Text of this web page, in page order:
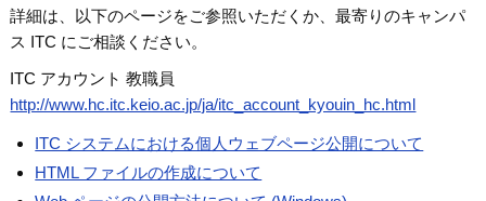
詳細は、以下のページをご参照いただくか、最寄りのキャンパ
ス ITC にご相談ください。
ITC アカウント 教職員
http://www.hc.itc.keio.ac.jp/ja/itc_account_kyouin_hc.html
ITC システムにおける個人ウェブページ公開について
HTML ファイルの作成について